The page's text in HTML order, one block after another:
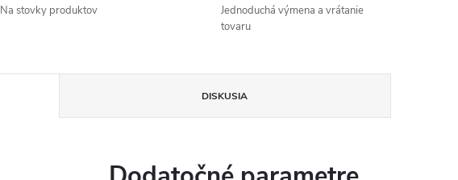
Na stovky produktov
Jednoduchá výmena a vrátanie
tovaru
DISKUSIA